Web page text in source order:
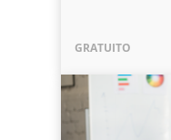
GRATUITO